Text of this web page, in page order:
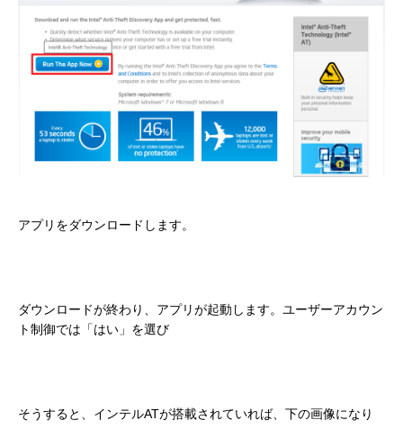
アプリをダウンロードします。
ダウンロードが終わり、アプリが起動します。ユーザーアカウン
ト制御では「はい」を選び
そうすると、インテルATが搭載されていれば、下の画像になり